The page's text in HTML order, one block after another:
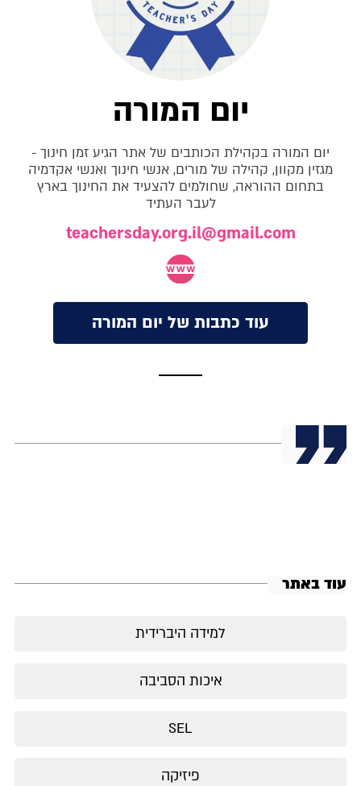
יום המורה
יום המורה בקהילת הכותבים של אתר הגיע זמן חינוך -
מגזין מקוון, קהילה של מורים, אנשי חינוך ואנשי אקדמיה
בתחום ההוראה, שחולמים להצעיד את החינוך בארץ
לעבר העתיד
teachersday.org.il@gmail.com
עוד כתבות של יום המורה
עוד באתר
למידה היברידית
איכות הסביבה
SEL
פיזיקה